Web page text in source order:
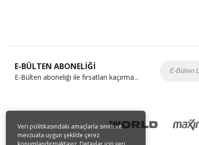
Veri politikasındaki amaçlarla sınırlı ve
mevzuata uygun şekilde çerez
E-BÜLTEN ABONELİĞİ
E-Bülten aboneliği ile fırsatları kaçırma...